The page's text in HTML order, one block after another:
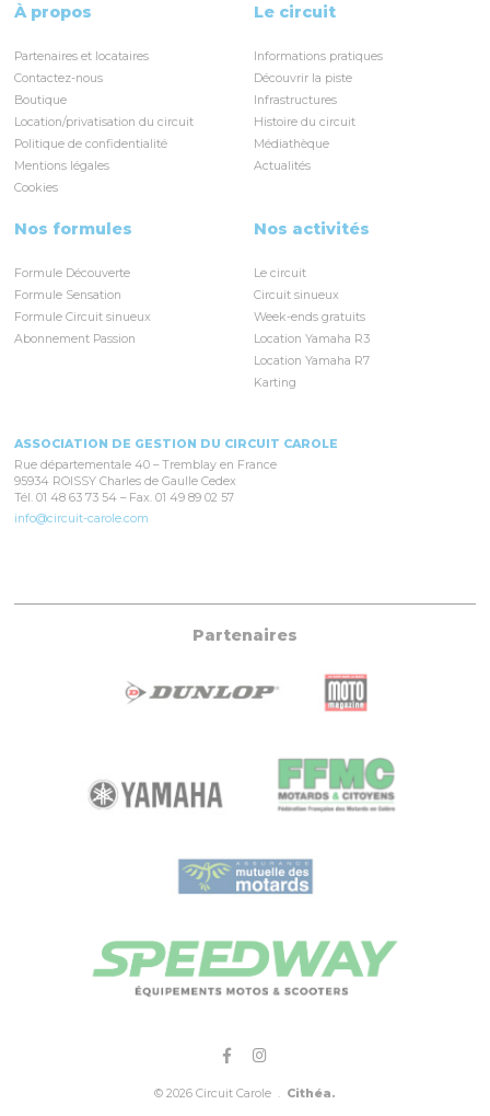
À propos
Partenaires et locataires
Contactez-nous
Boutique
Location/privatisation du circuit
Politique de confidentialité
Mentions légales
Cookies
Le circuit
Informations pratiques
Découvrir la piste
Infrastructures
Histoire du circuit
Médiathèque
Actualités
Nos formules
Formule Découverte
Formule Sensation
Formule Circuit sinueux
Abonnement Passion
Nos activités
Le circuit
Circuit sinueux
Week-ends gratuits
Location Yamaha R3
Location Yamaha R7
Karting
ASSOCIATION DE GESTION DU CIRCUIT CAROLE
Rue départementale 40 – Tremblay en France
95934 ROISSY Charles de Gaulle Cedex
Tél. 01 48 63 73 54 – Fax. 01 49 89 02 57
info@circuit-carole.com
Partenaires
© 2026 Circuit Carole . Cithéa.